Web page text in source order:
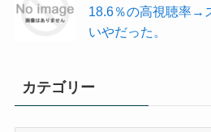
18.6％の高視聴率→
いやだった。
カテゴリー